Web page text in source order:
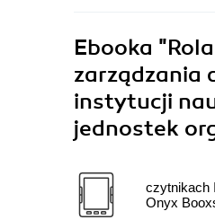
Ebooka
zarządzania
instytucji
jednostek
czytnikach
Onyx